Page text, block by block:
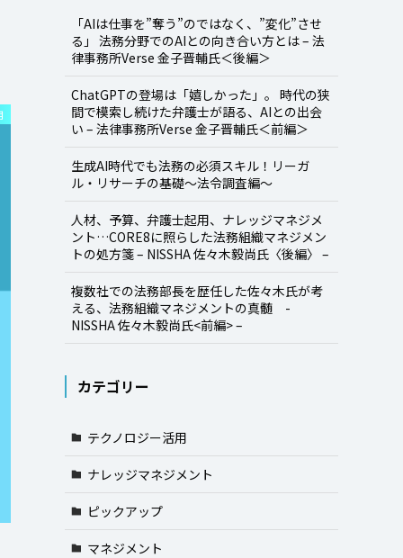
「AIは仕事を”奪う”のではなく、”変化”させ
る」 法務分野でのAIとの向き合い方とは – 法
律事務所Verse 金子晋輔氏＜後編＞
ChatGPTの登場は「嬉しかった」。 時代の狭
間で模索し続けた弁護士が語る、AIとの出会
い – 法律事務所Verse 金子晋輔氏＜前編＞
生成AI時代でも法務の必須スキル！リーガ
ル・リサーチの基礎～法令調査編～
人材、予算、弁護士起用、ナレッジマネジメ
ント…CORE8に照らした法務組織マネジメン
トの処方箋 – NISSHA 佐々木毅尚氏〈後編〉 –
複数社での法務部長を歴任した佐々木氏が考
える、法務組織マネジメントの真髄 -
NISSHA 佐々木毅尚氏<前編> –
カテゴリー
テクノロジー活用
ナレッジマネジメント
ピックアップ
マネジメント